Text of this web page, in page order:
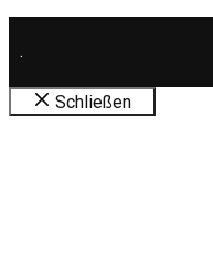
.
Schließen